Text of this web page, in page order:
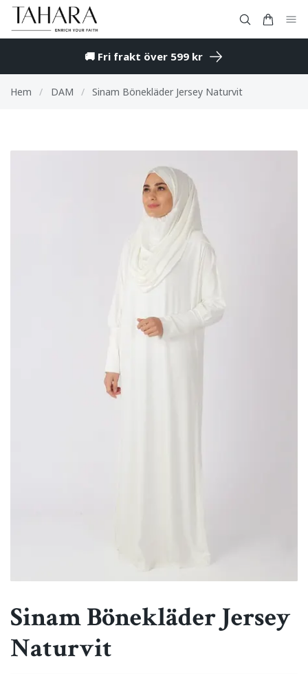
🚚 Fri frakt över 599 kr
Hem / DAM / Sinam Bönekläder Jersey Naturvit
Sinam Bönekläder Jersey
Naturvit